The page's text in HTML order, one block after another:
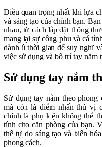
Điều quan trọng nhất khi lựa
và sáng tạo của chính bạn.
nhau, từ cách lắp đặt thông
mang lại sự công phu và cá
dành ít thời gian để suy nghĩ
việc sử dụng và bố trí tay nắm
Sử dụng tay nắm
Sử dụng tay nắm theo
mà còn là điểm nhấn thú vị
chính là phụ kiện không thể
tính cho căn phòng của bạn.
thể tự do sáng tạo và biến
phong cách.